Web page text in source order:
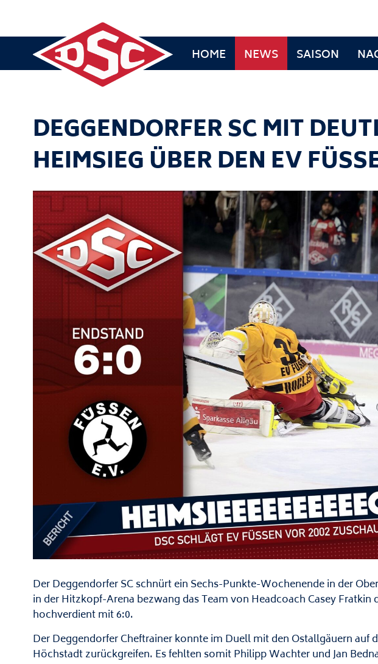
HOME NEWS SAISON
DEGGENDORFER SC MIT
HEIMSIEG ÜBER DEN EV
Der Deggendorfer SC schnürt ein Sechs-Punkte-Wochenende in der
in der Hitzkopf-Arena bezwang das Team von Headcoach Casey Fratkin
hochverdient mit 6:0.
Der Deggendorfer Cheftrainer konnte im Duell mit den Ostallgäuern auf
Höchstadt zurückgreifen. Es fehlten somit Philipp Wachter und Jan